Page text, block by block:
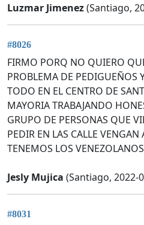
Luzmar Jimenez(Santiago,
#8026
FIRMO PORQ NO QUIERO
PROBLEMA DE PEDIGUEÑOS
TODO EN EL CENTRO DE
MAYORIA TRABAJANDO
GRUPO DE PERSONAS QUE
PEDIR EN LAS CALLE
TENEMOS LOS VENEZOLANOS
Jesly Mujica (Santiago, 2022-
#8031